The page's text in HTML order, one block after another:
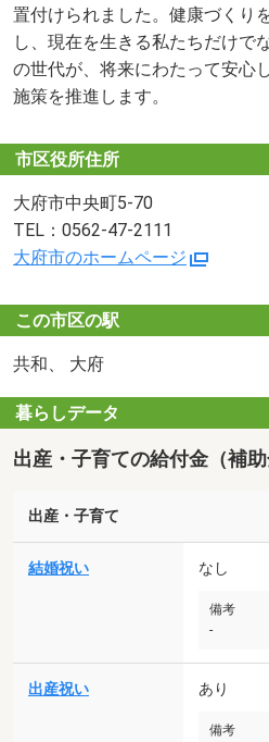
置付けられました。健康づくり
し、現在を生きる私たちだけで
の世代が、将来にわたって安心
施策を推進します。
市区役所住所
大府市中央町5-70
TEL：0562-47-2111
大府市のホームページ
この市区の駅
共和、 大府
暮らしデータ
出産・子育ての給付金（補助
出産・子育て
結婚祝い なし
備考
-
出産祝い あり
備考